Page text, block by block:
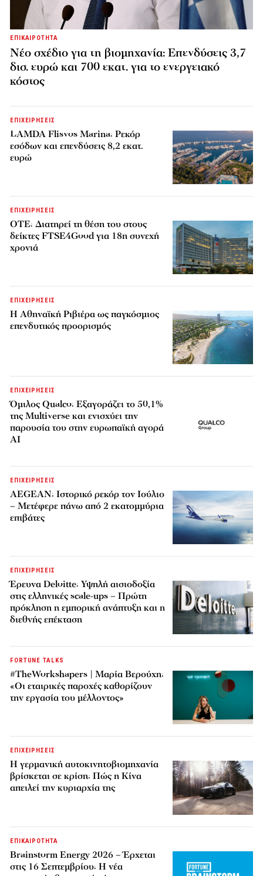
ΕΠΙΚΑΙΡΟΤΗΤΑ
Νέο σχέδιο για τη βιομηχανία: Επενδύσεις 3,7
δισ. ευρώ και 700 εκατ. για το ενεργειακό
κόστος
ΕΠΙΧΕΙΡΗΣΕΙΣ
LAMDA Flisvos Marina: Ρεκόρ
εσόδων και επενδύσεις 8,2 εκατ.
ευρώ
ΕΠΙΧΕΙΡΗΣΕΙΣ
ΟΤΕ: Διατηρεί τη θέση του στους
δείκτες FTSE4Good για 18η συνεχή
χρονιά
ΕΠΙΧΕΙΡΗΣΕΙΣ
Η Αθηναϊκή Ριβιέρα ως παγκόσμιος
επενδυτικός προορισμός
ΕΠΙΧΕΙΡΗΣΕΙΣ
Όμιλος Qualco: Εξαγοράζει το 50,1%
της Multiverse και ενισχύει την
παρουσία του στην ευρωπαϊκή αγορά
AI
ΕΠΙΧΕΙΡΗΣΕΙΣ
AEGEAN: Ιστορικό ρεκόρ τον Ιούλιο
– Μετέφερε πάνω από 2 εκατομμύρια
επιβάτες
ΕΠΙΧΕΙΡΗΣΕΙΣ
Έρευνα Deloitte: Υψηλή αισιοδοξία
στις ελληνικές scale-ups – Πρώτη
πρόκληση η εμπορική ανάπτυξη και η
διεθνής επέκταση
FORTUNE TALKS
#TheWorkshapers | Μαρία Βερούχη:
«Οι εταιρικές παροχές καθορίζουν
την εργασία του μέλλοντος»
ΕΠΙΧΕΙΡΗΣΕΙΣ
Η γερμανική αυτοκινητοβιομηχανία
βρίσκεται σε κρίση: Πώς η Κίνα
απειλεί την κυριαρχία της
ΕΠΙΚΑΙΡΟΤΗΤΑ
Brainstorm Energy 2026 – Έρχεται
στις 16 Σεπτεμβρίου: Η νέα